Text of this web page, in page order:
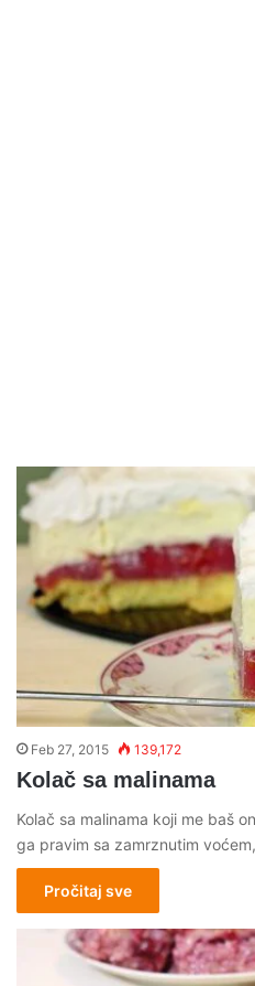
Feb 27, 2015 139,172
Kolač sa malinama
Kolač sa malinama koji me baš
ga pravim sa zamrznutim
Pročitaj sve